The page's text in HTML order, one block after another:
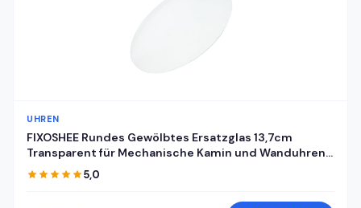
UHREN
FIXOSHEE Rundes Gewölbtes Ersatzglas 13,7cm
Transparent für Mechanische Kamin und Wanduhren
mit Uhrkuppel und Zifferblattabdeckung
5,0